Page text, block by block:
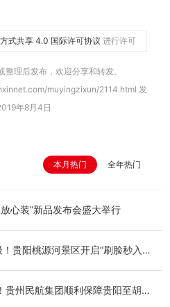
式共享 4.0 国际许可协议 进行许可
整理后发布，欢迎分享和转发。
muyingzixun/2114.html 发
年8月4日
本月热门 全年热门
心装”新品发布会盛大举行
贵阳桃源河景区开启“刷脸秒入
贵州民航集团顺利保障贵阳至胡